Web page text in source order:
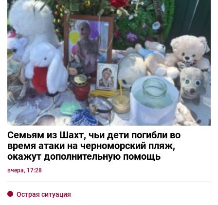
Семьям из Шахт, чьи дети погибли во
время атаки на черноморский пляж,
окажут дополнительную помощь
вчера, 17:28
Острая ситуация